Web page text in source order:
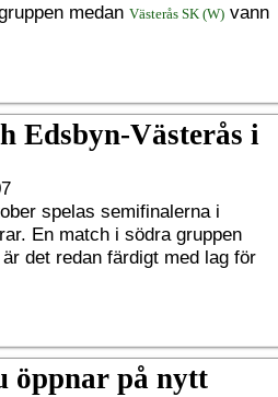
medan Västerås SK (W) vann
Edsbyn-Västerås i
spelas semifinalerna i
En match i södra gruppen
det redan färdigt med lag för
öppnar på nytt